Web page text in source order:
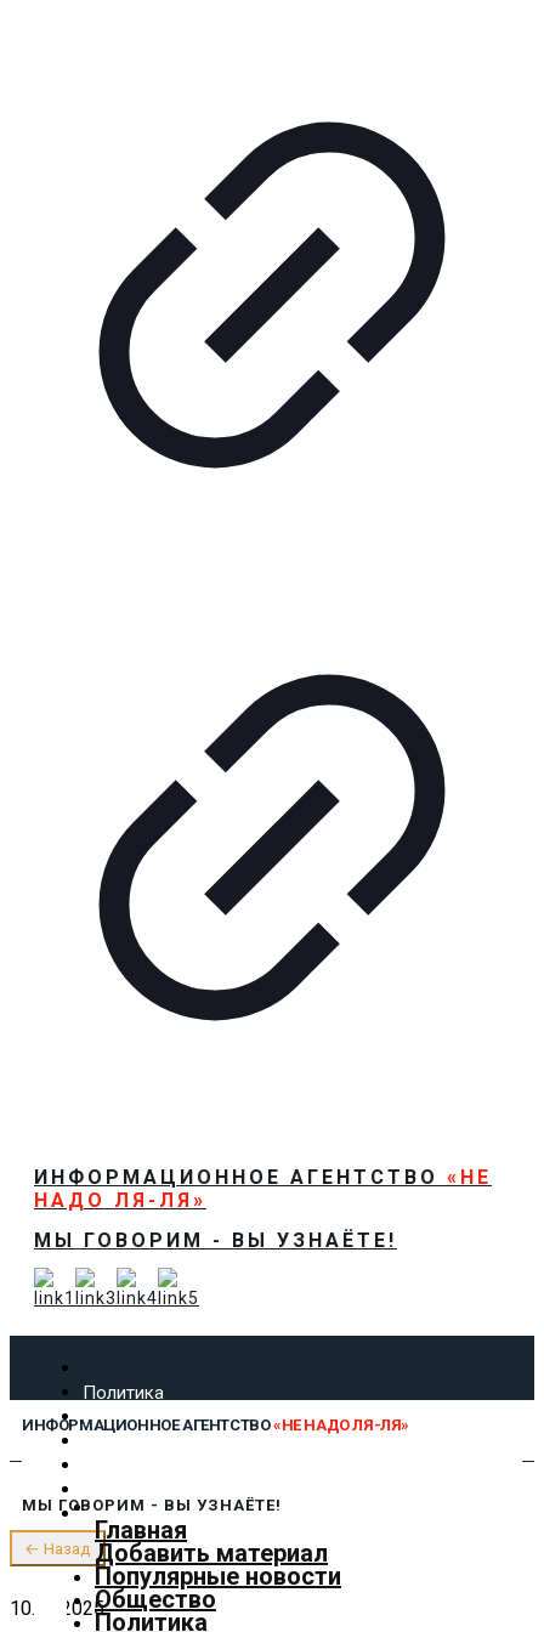
ИНФОРМАЦИОННОЕ АГЕНТСТВО «НЕ
НАДО ЛЯ-ЛЯ»
МЫ ГОВОРИМ - ВЫ УЗНАЁТЕ!
Политика
Экономика
Культура
Предложить новость
О нас
ИНФОРМАЦИОННОЕ АГЕНТСТВО«НЕ НАДО ЛЯ-ЛЯ»
Главная
Добавить материал
Популярные новости
Общество
Политика
МЫ ГОВОРИМ - ВЫ УЗНАЁТЕ!
← Назад
10.07.2025